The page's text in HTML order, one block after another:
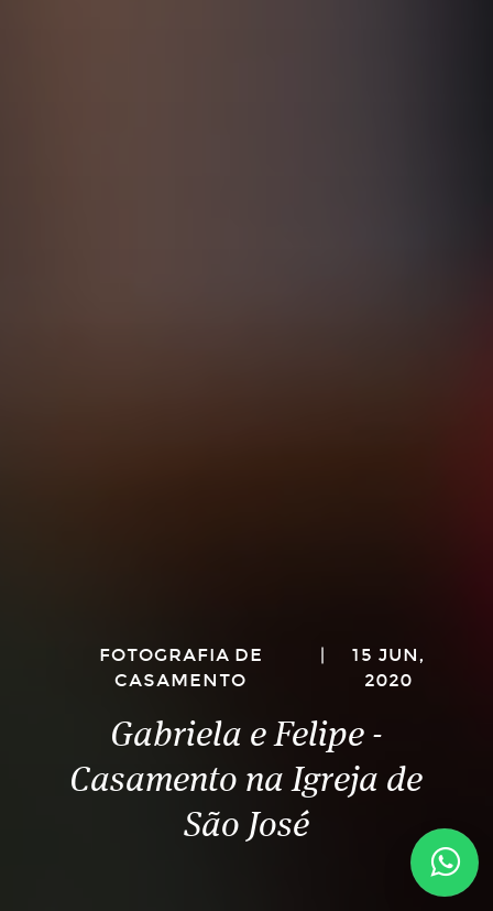
FOTOGRAFIA DE
CASAMENTO
15 JUN,
2020
Gabriela e Felipe -
Casamento na Igreja de
São José